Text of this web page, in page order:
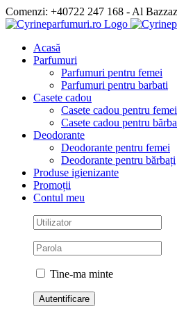
Skip
to
Comenzi: +40722 247 168 - Al
Facebook
Acasă
Parfumuri
Parfumuri pentru femei
Parfumuri pentru barbati
Casete cadou
Casete cadou pentru femei
Casete cadou pentru
Deodorante
Deodorante pentru femei
Deodorante pentru bărbați
Produse igienizante
Promoții
Contul meu
Tine-ma minte